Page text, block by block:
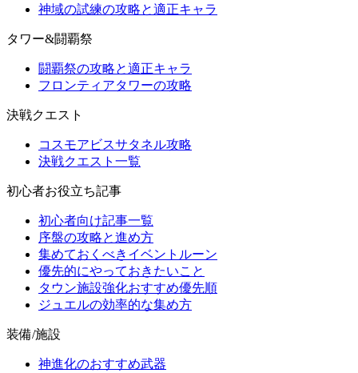
神域の試練の攻略と適正キャラ
タワー&闘覇祭
闘覇祭の攻略と適正キャラ
フロンティアタワーの攻略
決戦クエスト
コスモアビスサタネル攻略
決戦クエスト一覧
初心者お役立ち記事
初心者向け記事一覧
序盤の攻略と進め方
集めておくべきイベントルーン
優先的にやっておきたいこと
タウン施設強化おすすめ優先順
ジュエルの効率的な集め方
装備/施設
神進化のおすすめ武器